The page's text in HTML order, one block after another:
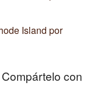
Island por
con